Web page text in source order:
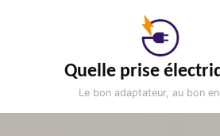
Quelle prise
Le bon adaptateur, au bon